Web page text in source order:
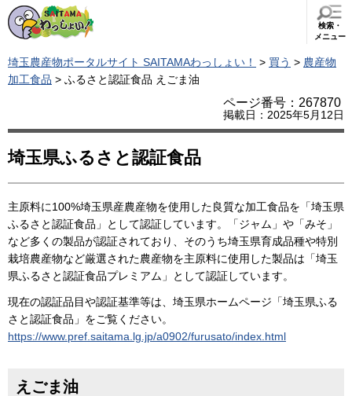
検索・
メニュー
埼玉農産物ポータルサイト SAITAMAわっしょい！ > 買う > 農産物
加工食品 > ふるさと認証食品 えごま油
ページ番号：267870
掲載日：2025年5月12日
埼玉県ふるさと認証食品
主原料に100%埼玉県産農産物を使用した良質な加工食品を「埼玉県
ふるさと認証食品」として認証しています。「ジャム」や「みそ」
など多くの製品が認証されており、そのうち埼玉県育成品種や特別
栽培農産物など厳選された農産物を主原料に使用した製品は「埼玉
県ふるさと認証食品プレミアム」として認証しています。
現在の認証品目や認証基準等は、埼玉県ホームページ「埼玉県ふる
さと認証食品」をご覧ください。
https://www.pref.saitama.lg.jp/a0902/furusato/index.html
えごま油